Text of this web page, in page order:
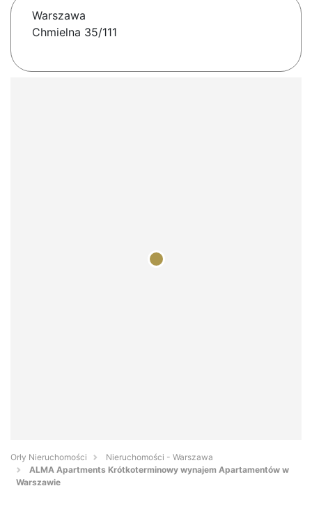
Warszawa
Chmielna 35/111
Orły Nieruchomości
Nieruchomości - Warszawa
ALMA Apartments Krótkoterminowy wynajem Apartamentów w
Warszawie